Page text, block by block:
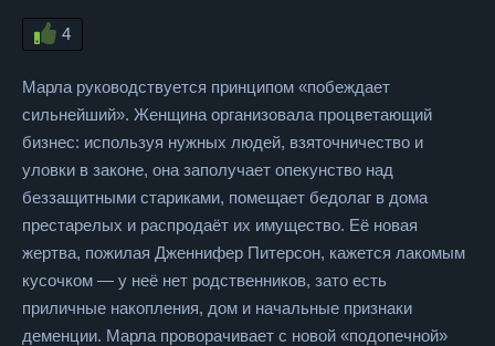
4
Марла руководствуется принципом «побеждает
сильнейший». Женщина организовала процветающий
бизнес: используя нужных людей, взяточничество и
уловки в законе, она заполучает опекунство над
беззащитными стариками, помещает бедолаг в дома
престарелых и распродаёт их имущество. Её новая
жертва, пожилая Дженнифер Питерсон, кажется лакомым
кусочком — у неё нет родственников, зато есть
приличные накопления, дом и начальные признаки
деменции. Марла проворачивает с новой «подопечной»